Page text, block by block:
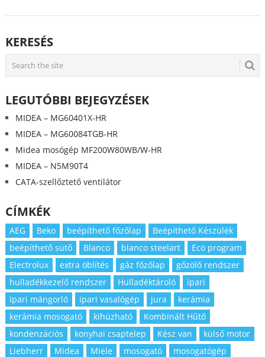
KERESÉS
LEGUTÓBBI BEJEGYZÉSEK
MIDEA – MG60401X-HR
MIDEA – MG60084TGB-HR
Midea mosógép MF200W80WB/W-HR
MIDEA – N5M90T4
CATA-szellőztető ventilátor
CÍMKÉK
AEG Beko beépíthető főzőlap
Beépíthető Készülék
beépíthető sütő
Blanco blanco steelart
Eco program
Electrolux
extra öblítés gáz főzőlap
gőzölő rendszer
hulladékkezelő rendszer
Hulladéktároló
ipari
ipari mángorló
ipari vasalógép jura
kerámia
kerámia mosogató
kihúzható
Kombinált Hűtő
kondenzációs
konyhai csaptelep Kész van
külső motor
Liebherr
Midea Miele mosogató
mosogatógép